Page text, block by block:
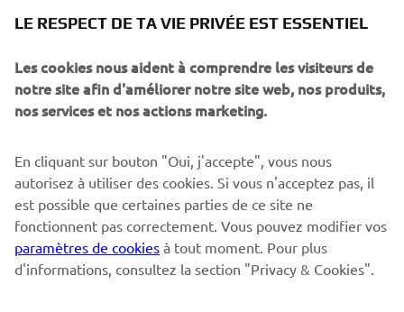
spéciaux, les lancements de produits, etc.
S'ABONNER
Lisez notre politique de confidentialité pour savoir comment
nous traitons vos données personnelles : Politique de
Confidentialité
LE RESPECT DE TA VIE PRIVÉE EST ESSENTIEL
Les cookies nous aident à comprendre les visiteurs de
notre site afin d'améliorer notre site web, nos produits,
nos services et nos actions marketing.
En cliquant sur bouton "Oui, j'accepte", vous nous
autorisez à utiliser des cookies. Si vous n'acceptez pas, il
est possible que certaines parties de ce site ne
fonctionnent pas correctement. Vous pouvez modifier vos
paramètres de cookies à tout moment. Pour plus
d'informations, consultez la section "Privacy & Cookies".